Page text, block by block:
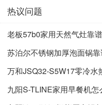
热议问题
老板57b0家用天然气灶靠
苏泊尔不锈钢加厚泡面锅
万和JSQ32-S5W17零冷水
九阳S-TLINE家用早餐机